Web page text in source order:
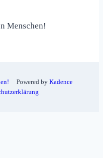
Menschen!
Powered by Kadence